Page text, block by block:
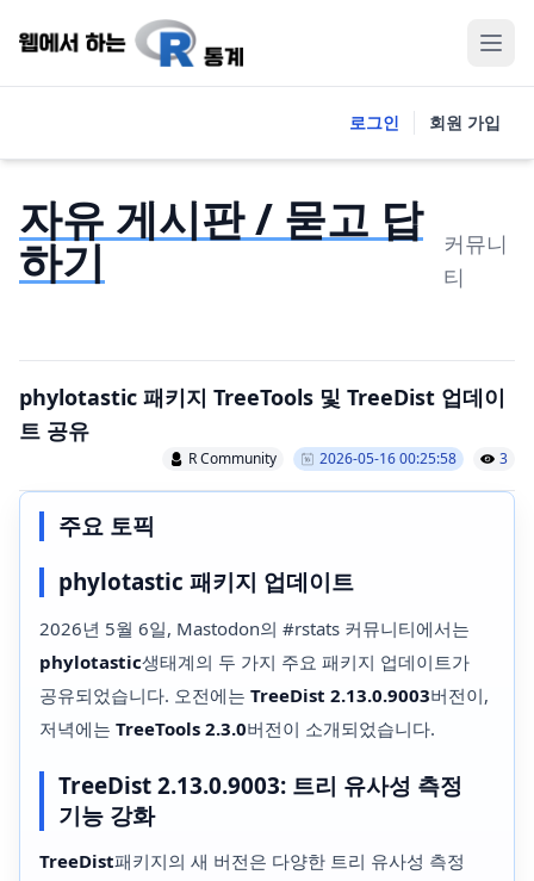
로그인 회원 가입
자유 게시판 / 묻고 답
하기
커뮤니
티
phylotastic 패키지 TreeTools 및 TreeDist 업데이
트 공유
R Community 2026-05-16 00:25:58 3
주요 토픽
phylotastic 패키지 업데이트
2026년 5월 6일, Mastodon의 #rstats 커뮤니티에서는
phylotastic생태계의 두 가지 주요 패키지 업데이트가
공유되었습니다. 오전에는 TreeDist 2.13.0.9003버전이,
저녁에는 TreeTools 2.3.0버전이 소개되었습니다.
TreeDist 2.13.0.9003: 트리 유사성 측정
기능 강화
TreeDist패키지의 새 버전은 다양한 트리 유사성 측정